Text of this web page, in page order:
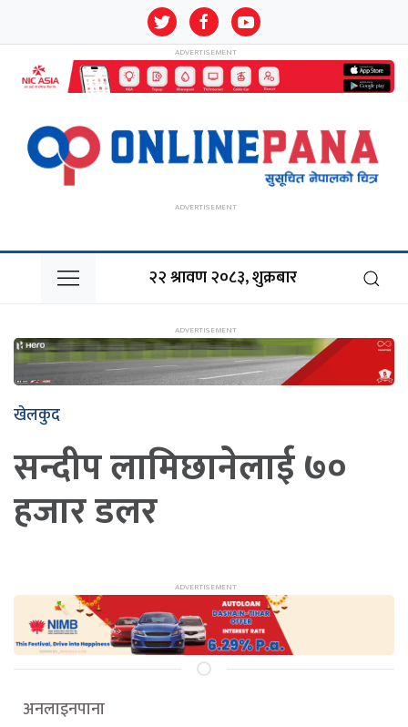
२२ श्रावण २०८३, शुक्रबार
खेलकुद
सन्दीप लामिछानेलाई ७०
हजार डलर
अनलाइनपाना